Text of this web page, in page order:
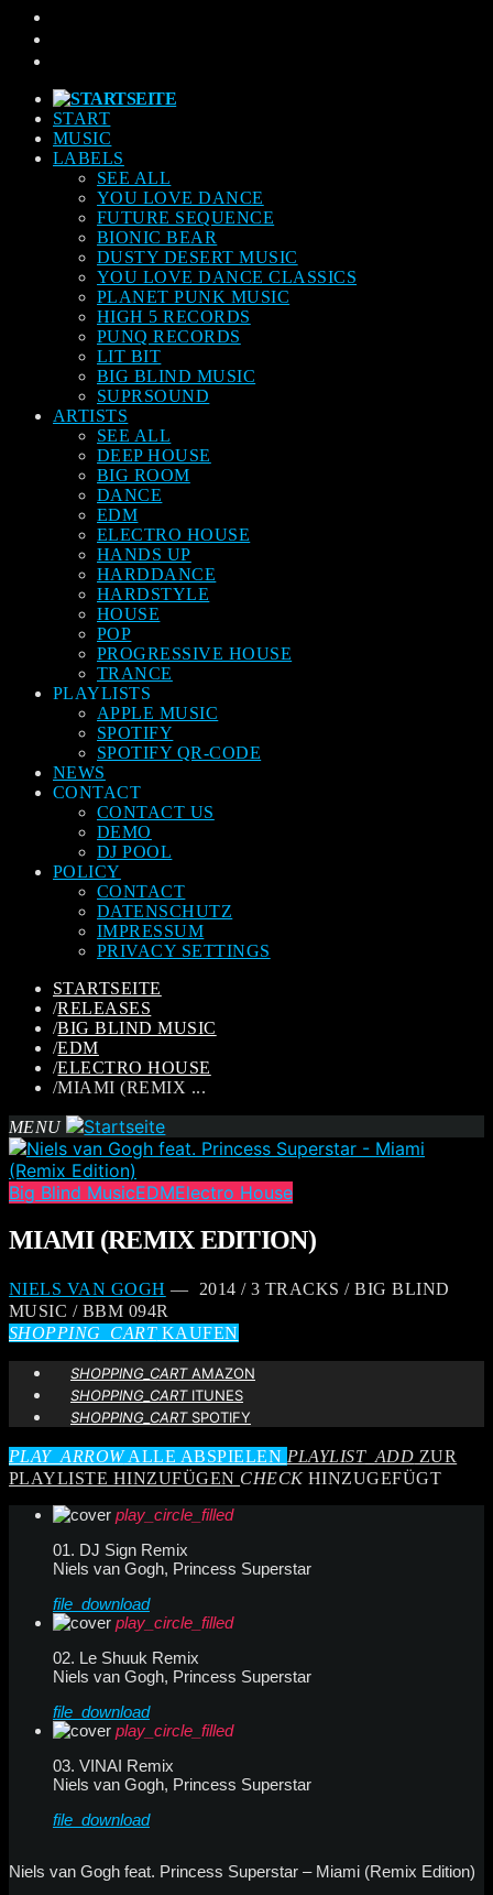
START
MUSIC
LABELS
SEE ALL
YOU LOVE DANCE
FUTURE SEQUENCE
BIONIC BEAR
DUSTY DESERT MUSIC
YOU LOVE DANCE CLASSICS
PLANET PUNK MUSIC
HIGH 5 RECORDS
PUNQ RECORDS
LIT BIT
BIG BLIND MUSIC
SUPRSOUND
ARTISTS
SEE ALL
DEEP HOUSE
BIG ROOM
DANCE
EDM
ELECTRO HOUSE
HANDS UP
HARDDANCE
HARDSTYLE
HOUSE
POP
PROGRESSIVE HOUSE
TRANCE
PLAYLISTS
APPLE MUSIC
SPOTIFY
SPOTIFY QR-CODE
NEWS
CONTACT
CONTACT US
DEMO
DJ POOL
POLICY
CONTACT
DATENSCHUTZ
IMPRESSUM
PRIVACY SETTINGS
STARTSEITE
/RELEASES
/BIG BLIND MUSIC
/EDM
/ELECTRO HOUSE
/MIAMI (REMIX ...
MENU
Big Blind MusicEDMElectro House
MIAMI (REMIX EDITION)
NIELS VAN GOGH — 2014 / 3 TRACKS / BIG BLIND
MUSIC / BBM 094R
SHOPPING_CARTKAUFEN
SHOPPING_CARTAMAZON
SHOPPING_CARTITUNES
SHOPPING_CARTSPOTIFY
PLAY_ARROWALLE ABSPIELEN PLAYLIST_ADD ZUR
PLAYLISTE HINZUFÜGEN CHECKHINZUGEFÜGT
play_circle_filled
01. DJ Sign Remix
Niels van Gogh, Princess Superstar
file_download
play_circle_filled
02. Le Shuuk Remix
Niels van Gogh, Princess Superstar
file_download
play_circle_filled
03. VINAI Remix
Niels van Gogh, Princess Superstar
file_download
Niels van Gogh feat. Princess Superstar – Miami (Remix Edition)